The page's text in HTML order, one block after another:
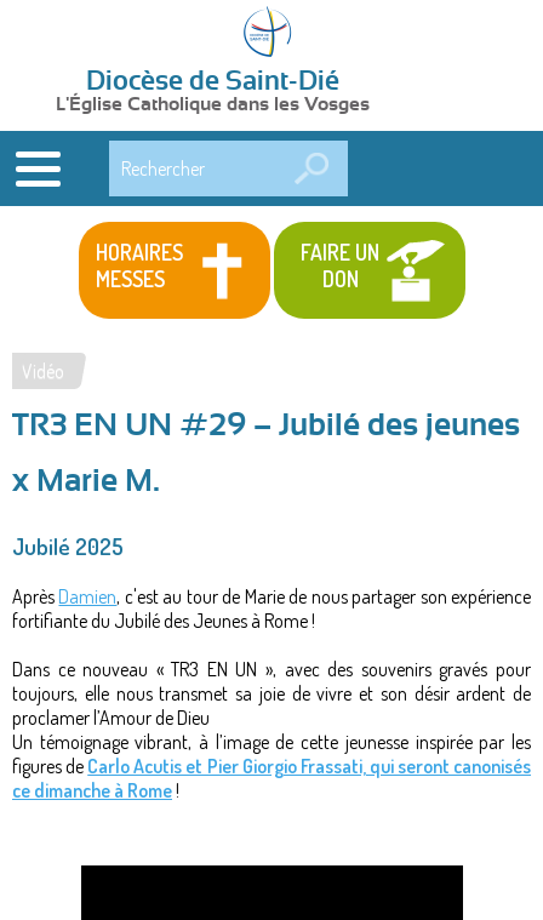
Diocèse de Saint-Dié
L'Église Catholique dans les Vosges
HORAIRES
MESSES
FAIRE UN
DON
Vous
êtes
ici
Vidéo
TR3 EN UN #29 – Jubilé des jeunes
x Marie M.
Jubilé 2025
Après Damien, c'est au tour de Marie de nous partager son expérience
fortifiante du Jubilé des Jeunes à Rome !
Dans ce nouveau « TR3 EN UN », avec des souvenirs gravés pour
toujours, elle nous transmet sa joie de vivre et son désir ardent de
proclamer l’Amour de Dieu
Un témoignage vibrant, à l’image de cette jeunesse inspirée par les
figures de Carlo Acutis et Pier Giorgio Frassati, qui seront canonisés
ce dimanche à Rome!